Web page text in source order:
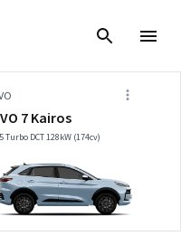
7 Kairos
Turbo DCT 128kW (174cv)